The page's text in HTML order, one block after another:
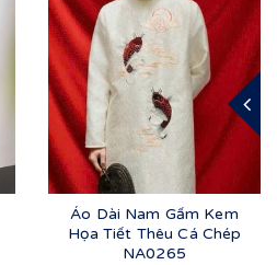
Áo Dài Nam Gấm Kem
Họa Tiết Thêu Cá Chép
NA0265